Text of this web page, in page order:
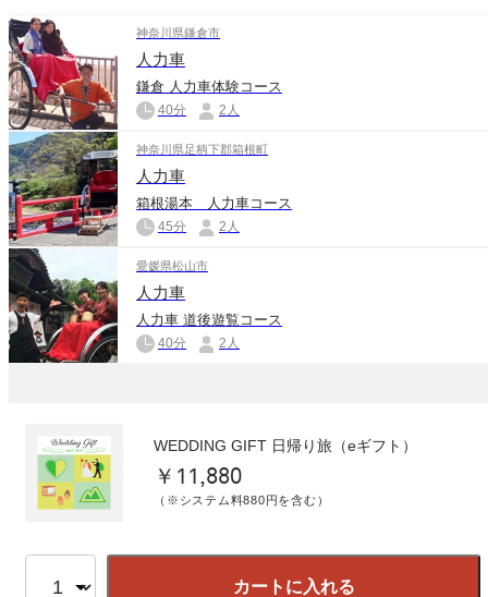
神奈川県鎌倉市
人力車
鎌倉 人力車体験コース
40分 2人
神奈川県足柄下郡箱根町
人力車
箱根湯本 人力車コース
45分 2人
愛媛県松山市
人力車
人力車 道後遊覧コース
40分 2人
WEDDING GIFT 日帰り旅（eギフト）
￥11,880
（※システム料880円を含む）
カートに入れる